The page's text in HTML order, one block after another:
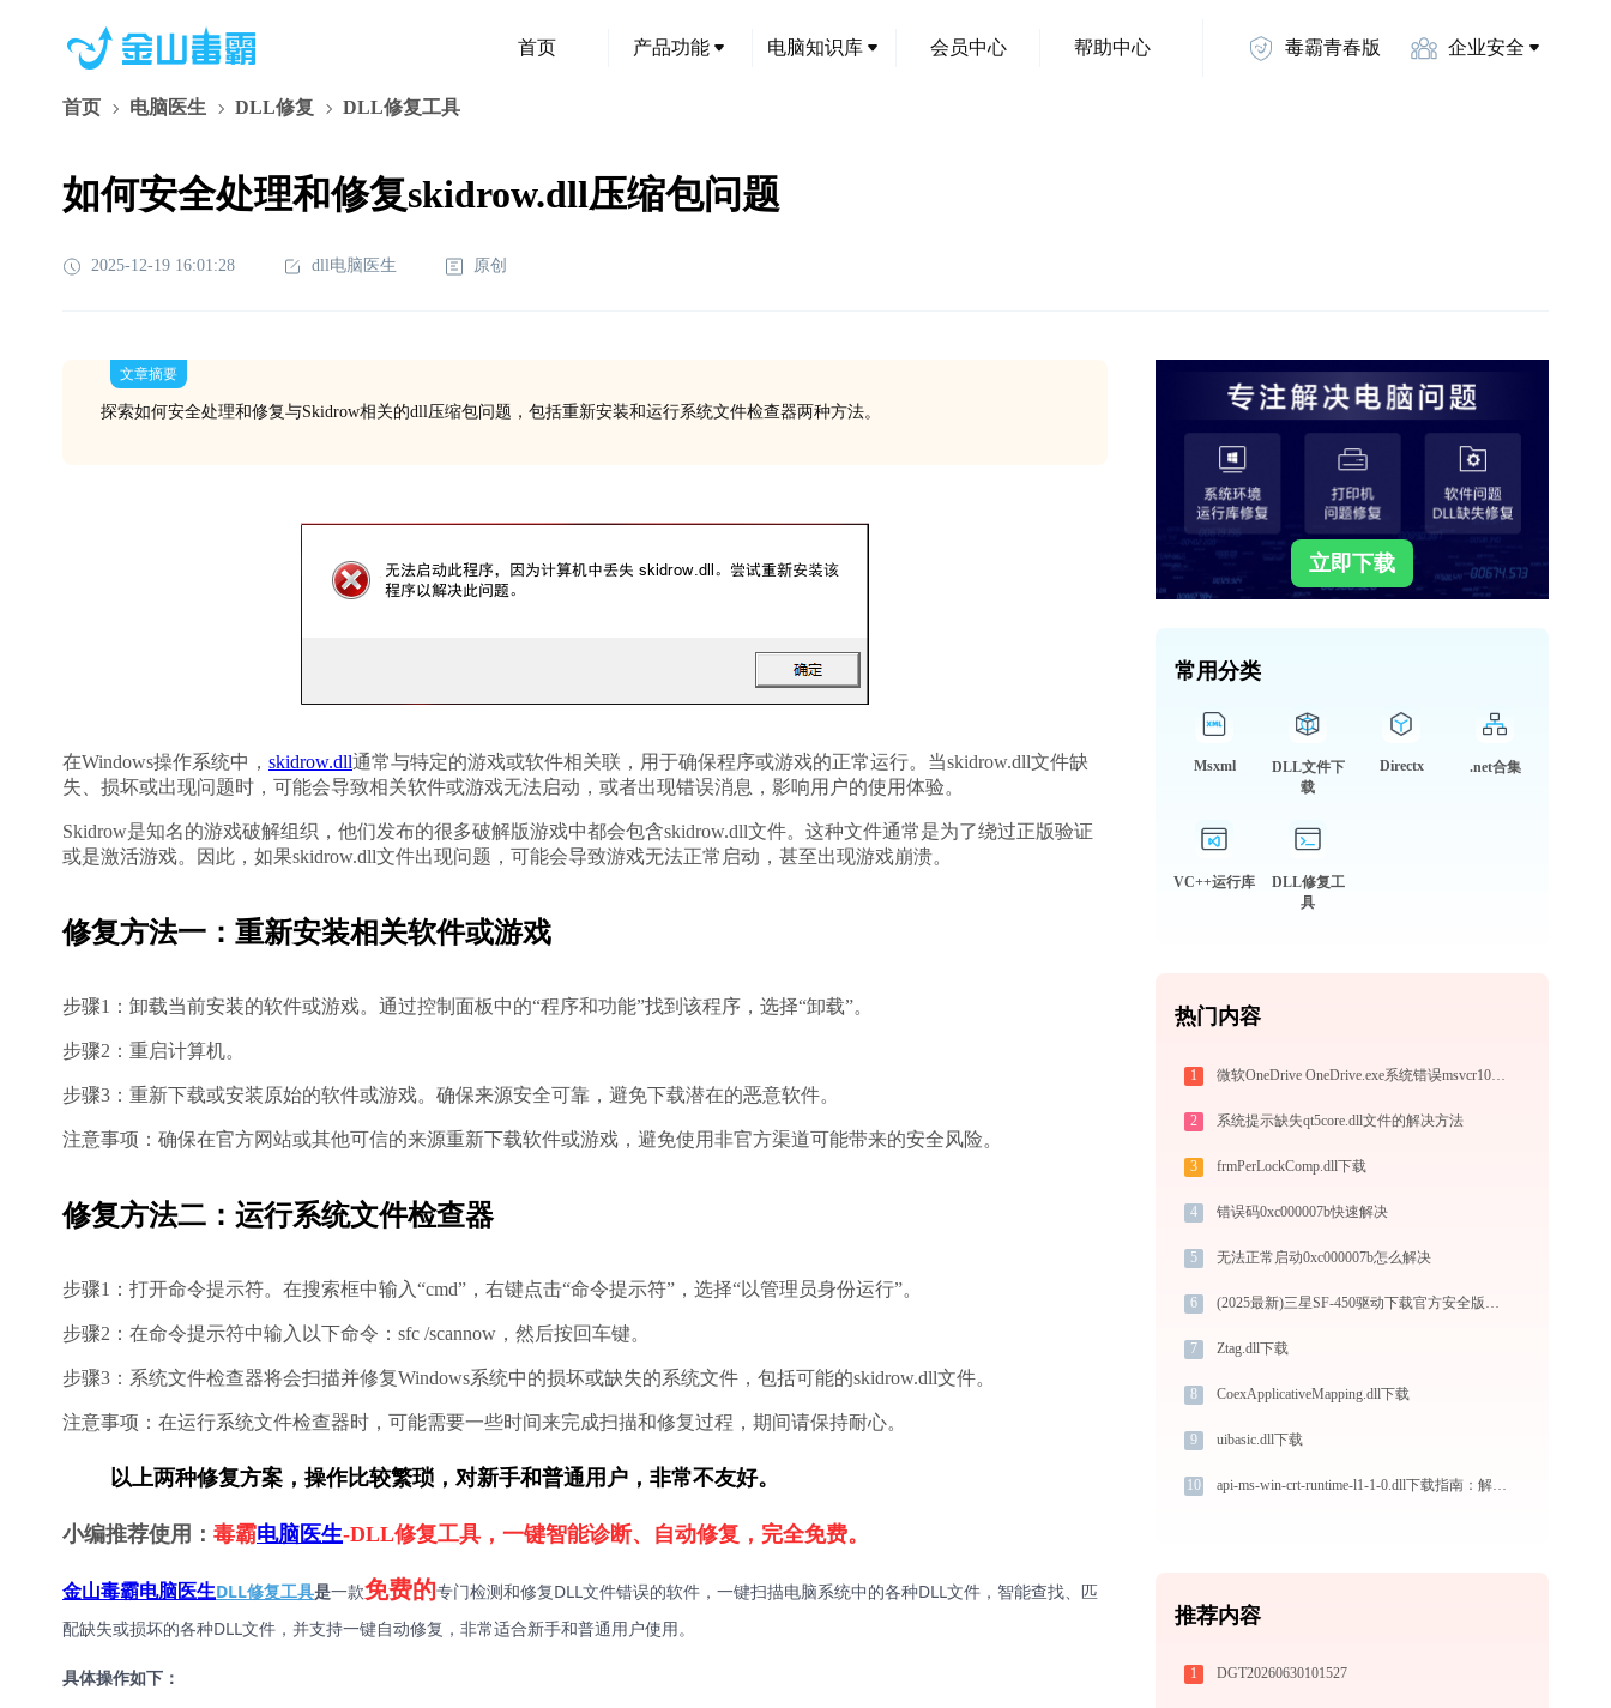
首页 产品功能 电脑知识库 会员中心 帮助中心 毒霸青春版 企业安全
首页 电脑医生 DLL修复 DLL修复工具
如何安全处理和修复skidrow.dll压缩包问题
2025-12-19 16:01:28 dll电脑医生 原创
文章摘要
探索如何安全处理和修复与Skidrow相关的dll压缩包问题，包括重新安装和运行系统文件检查器两种方法。
在Windows操作系统中， skidrow.dll通常与特定的游戏或软件相关联，用于确保程序或游戏的正常运行。当skidrow.dll文件缺
失、损坏或出现问题时，可能会导致相关软件或游戏无法启动，或者出现错误消息，影响用户的使用体验。
Skidrow是知名的游戏破解组织，他们发布的很多破解版游戏中都会包含skidrow.dll文件。这种文件通常是为了绕过正版验证
或是激活游戏。因此，如果skidrow.dll文件出现问题，可能会导致游戏无法正常启动，甚至出现游戏崩溃。
修复方法一：重新安装相关软件或游戏
步骤1：卸载当前安装的软件或游戏。通过控制面板中的“程序和功能”找到该程序，选择“卸载”。
步骤2：重启计算机。
步骤3：重新下载或安装原始的软件或游戏。确保来源安全可靠，避免下载潜在的恶意软件。
注意事项：确保在官方网站或其他可信的来源重新下载软件或游戏，避免使用非官方渠道可能带来的安全风险。
修复方法二：运行系统文件检查器
步骤1：打开命令提示符。在搜索框中输入“cmd”，右键点击“命令提示符”，选择“以管理员身份运行”。
步骤2：在命令提示符中输入以下命令：sfc /scannow，然后按回车键。
步骤3：系统文件检查器将会扫描并修复Windows系统中的损坏或缺失的系统文件，包括可能的skidrow.dll文件。
注意事项：在运行系统文件检查器时，可能需要一些时间来完成扫描和修复过程，期间请保持耐心。
以上两种修复方案，操作比较繁琐，对新手和普通用户，非常不友好。
小编推荐使用： 毒霸电脑医生-DLL修复工具，一键智能诊断、自动修复，完全免费。
金山毒霸电脑医生DLL修复工具是一款免费的专门检测和修复DLL文件错误的软件，一键扫描电脑系统中的各种DLL文件，智能查找、匹
配缺失或损坏的各种DLL文件，并支持一键自动修复，非常适合新手和普通用户使用。
具体操作如下：
立即下载
常用分类
Msxml
DLL文件下
载
Directx .net合集
VC++运行库
DLL修复工
具
热门内容
1 微软OneDrive OneDrive.exe系统错误msvcr100.dll丢失如何解决
2 系统提示缺失qt5core.dll文件的解决方法
3 frmPerLockComp.dll下载
4 错误码0xc000007b快速解决
5 无法正常启动0xc000007b怎么解决
6 (2025最新)三星SF-450驱动下载官方安全版，兼容Win10/Win11
7 Ztag.dll下载
8 CoexApplicativeMapping.dll下载
9 uibasic.dll下载
10 api-ms-win-crt-runtime-l1-1-0.dll下载指南：解决DLL缺失问题的完整方案
推荐内容
1 DGT20260630101527